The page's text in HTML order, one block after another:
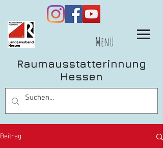
Menü
Raumausstatterinnung
Hessen
Beitrag